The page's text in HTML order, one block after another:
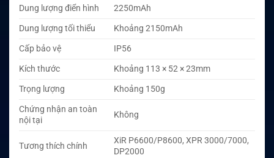
Dung lượng điển hình
2250mAh
Dung lượng tối thiểu
Khoảng 2150mAh
Cấp bảo vệ
IP56
Kích thước
Khoảng 113 × 52 × 23mm
Trọng lượng
Khoảng 150g
Chứng nhận an toàn
nội tại
Không
Tương thích chính
XiR P6600/P8600, XPR 3000/7000,
DP2000